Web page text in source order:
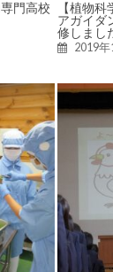
門高校
【植物
アガイ
修しまし
2019年